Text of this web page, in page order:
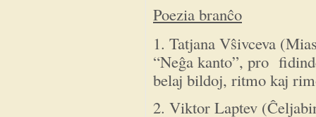
Poezia branĉo
1. Tatjana Vŝivceva
“Neĝa kanto”, pro
belaj bildoj, ritmo kaj
2. Viktor Laptev